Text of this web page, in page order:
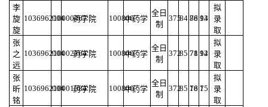
李
旋
旋
103696210000467
004 药学院 100800中药学
全日
制
37584.8678.94
13
拟
录
取
张
之
远
103696210002164
004 药学院 100800中药学
全日
制
37285.7178.92
14
拟
录
取
张
昕
铭
103696210001584
004 药学院 100800中药学
全日
制
37285.1678.715
拟
录
取